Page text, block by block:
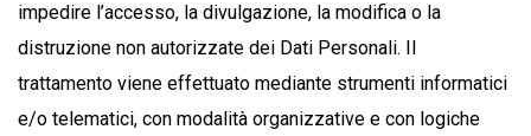
impedire l’accesso, la divulgazione, la modifica o la
distruzione non autorizzate dei Dati Personali. Il
trattamento viene effettuato mediante strumenti informatici
e/o telematici, con modalità organizzative e con logiche